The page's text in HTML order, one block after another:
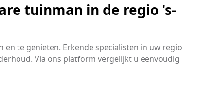
tuinman in de regio 's-
te genieten. Erkende specialisten in uw regio
Via ons platform vergelijkt u eenvoudig